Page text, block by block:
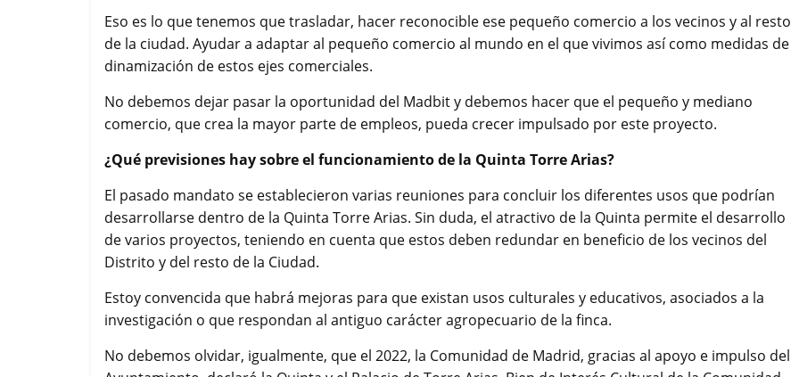
Eso es lo que tenemos que trasladar, hacer reconocible ese pequeño comercio a los vecinos y al resto
de la ciudad. Ayudar a adaptar al pequeño comercio al mundo en el que vivimos así como medidas de
dinamización de estos ejes comerciales.
No debemos dejar pasar la oportunidad del Madbit y debemos hacer que el pequeño y mediano
comercio, que crea la mayor parte de empleos, pueda crecer impulsado por este proyecto.
¿Qué previsiones hay sobre el funcionamiento de la Quinta Torre Arias?
El pasado mandato se establecieron varias reuniones para concluir los diferentes usos que podrían
desarrollarse dentro de la Quinta Torre Arias. Sin duda, el atractivo de la Quinta permite el desarrollo
de varios proyectos, teniendo en cuenta que estos deben redundar en beneficio de los vecinos del
Distrito y del resto de la Ciudad.
Estoy convencida que habrá mejoras para que existan usos culturales y educativos, asociados a la
investigación o que respondan al antiguo carácter agropecuario de la finca.
No debemos olvidar, igualmente, que el 2022, la Comunidad de Madrid, gracias al apoyo e impulso del